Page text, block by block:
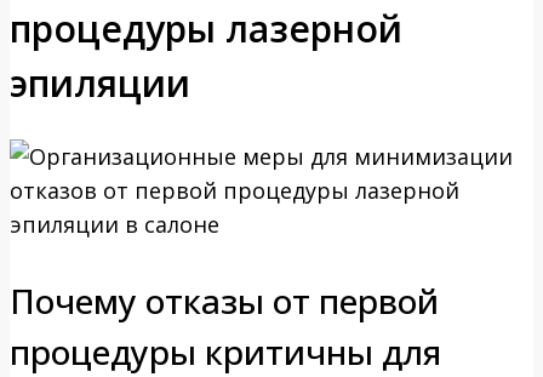
процедуры лазерной
эпиляции
Почему отказы от первой
процедуры критичны для